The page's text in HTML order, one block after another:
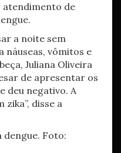
atendimento de
a noite sem
náuseas, vômitos e
Juliana Oliveira
de apresentar os
deu negativo. A
zika”, disse a